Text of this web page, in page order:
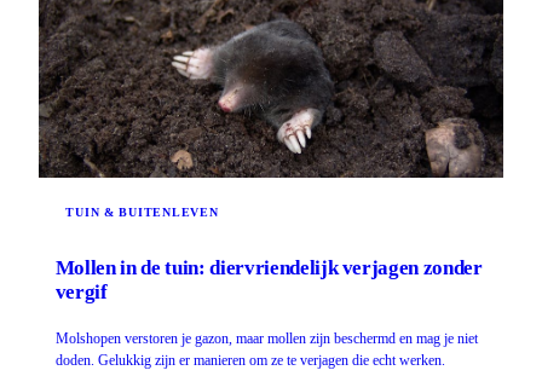
TUIN & BUITENLEVEN
Mollen in de tuin: diervriendelijk verjagen zonder
vergif
Molshopen verstoren je gazon, maar mollen zijn beschermd en mag je niet
doden. Gelukkig zijn er manieren om ze te verjagen die echt werken.